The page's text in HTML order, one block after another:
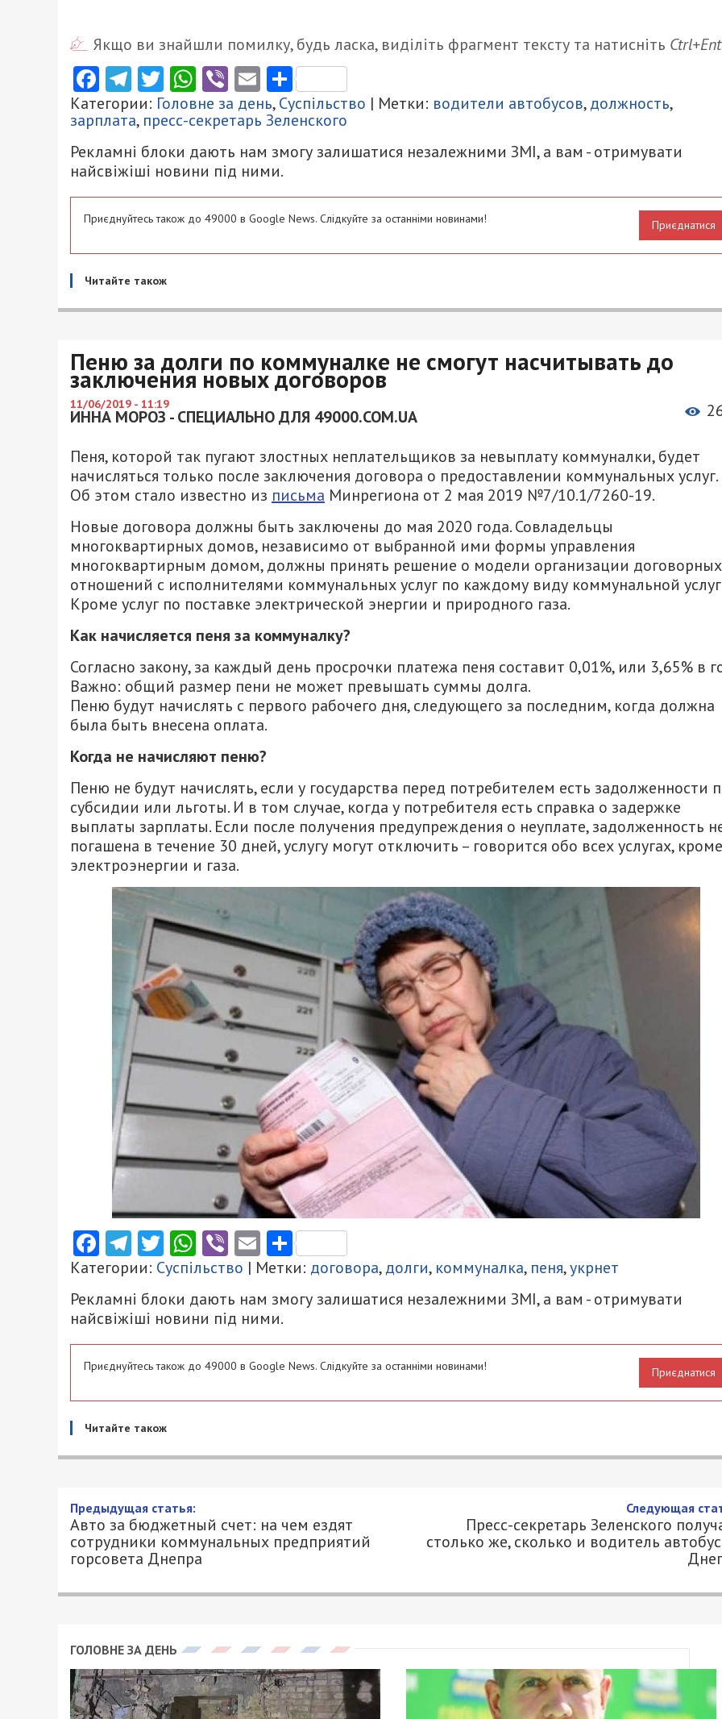
Якщо ви знайшли помилку, будь ласка, виділіть фрагмент тексту та натисніть
Facebook
Telegram
Twitter
WhatsApp
ViberEmailПоділитися
Категории: Головне за день,Суспільство | Метки: водители автобусов,должность,
зарплата, пресс-секретарь Зеленского
Рекламні блоки дають нам змогу залишатися незалежними ЗМІ, а вам - отримувати
найсвіжіші новини під ними.
Приєднуйтесь також до 49000 в Google News. Слідкуйте за останніми новинами! Приєднатися
Читайте також
Пеню за долги по коммуналке не смогут насчитывать до
заключения новых договоров
11/06/2019 - 11:19
ИННА МОРОЗ - СПЕЦИАЛЬНО ДЛЯ 49000.COM.UA
Пеня, которой так пугают злостных неплательщиков за невыплату коммуналки, будет
начисляться только после заключения договора о предоставлении коммунальных услуг.
Об этом стало известно из письма Минрегиона от 2 мая 2019 №7/10.1/7260-19.
Новые договора должны быть заключены до мая 2020 года. Совладельцы
многоквартирных домов, независимо от выбранной ими формы управления
многоквартирным домом, должны принять решение о модели организации договорных
отношений с исполнителями коммунальных услуг по каждому виду коммунальной
Кроме услуг по поставке электрической энергии и природного газа.
Как начисляется пеня за коммуналку?
Согласно закону, за каждый день просрочки платежа пеня составит 0,01%, или 3,65% в
Важно: общий размер пени не может превышать суммы долга.
Пеню будут начислять с первого рабочего дня, следующего за последним, когда должна
была быть внесена оплата.
Когда не начисляют пеню?
Пеню не будут начислять, если у государства перед потребителем есть задолженности
субсидии или льготы. И в том случае, когда у потребителя есть справка о задержке
выплаты зарплаты. Если после получения предупреждения о неуплате, задолженность
погашена в течение 30 дней, услугу могут отключить – говорится обо всех услугах, кроме
электроэнергии и газа.
Facebook
Telegram
Twitter
WhatsApp
ViberEmailПоділитися
Категории: Суспільство | Метки: договора,долги, коммуналка, пеня,укрнет
Рекламні блоки дають нам змогу залишатися незалежними ЗМІ, а вам - отримувати
найсвіжіші новини під ними.
Приєднуйтесь також до 49000 в Google News. Слідкуйте за останніми новинами! Приєднатися
Читайте також
Авто за бюджетный счет: на чем ездят сотрудники
коммунальных предприятий горсовета Днепра
11/06/2019 - 10:38
ЮЛИЯ АЛЕКСАНДРОВА - СПЕЦИАЛЬНО ДЛЯ 49000.COM.UA
Город ежегодно тратит миллионы гривен из бюджета на закупку различной
ремонтируют уличное освещение, расчищают снег, посыпают дороги, моют тротуары,
вывозят мусор, чистят канализацию. Также немало денег городского бюджета тратят на
приобретение для коммунальных предприятий легковых автомобилей. Ими в рабочее
время пользуются сотрудники.